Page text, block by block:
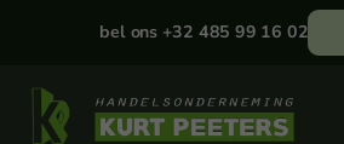
bel ons +32 485 99 16 02